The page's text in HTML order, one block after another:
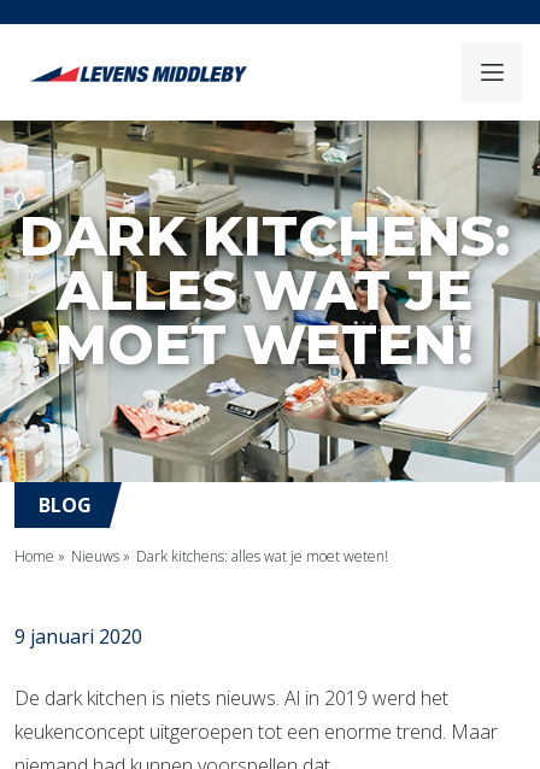
DARK KITCHENS:
ALLES WAT JE
MOET WETEN!
BLOG
Home » Nieuws » Dark kitchens: alles wat je moet weten!
9 januari 2020
De dark kitchen is niets nieuws. Al in 2019 werd het
keukenconcept uitgeroepen tot een enorme trend. Maar